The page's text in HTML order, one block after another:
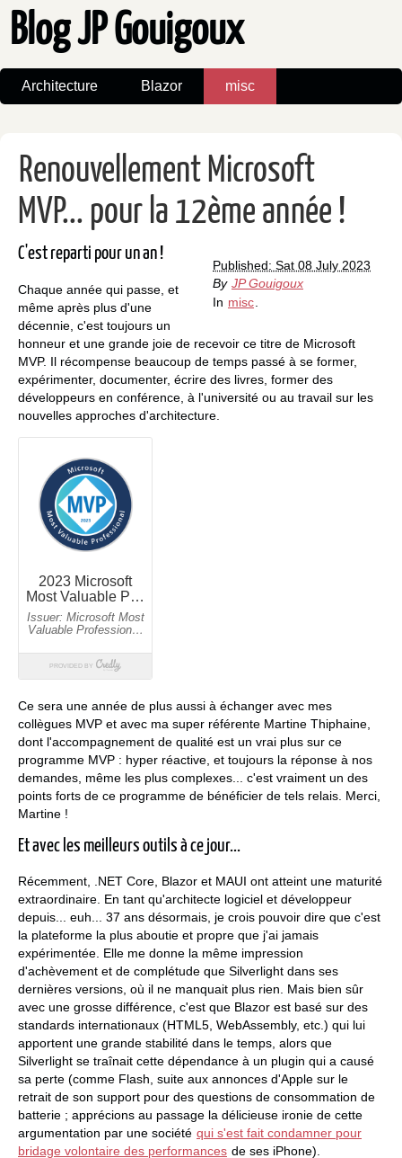
Blog JP Gouigoux
Architecture Blazor misc
Renouvellement Microsoft
MVP... pour la 12ème année !
Published: Sat 08 July 2023
By JP Gouigoux
In misc
C'est reparti pour un an !
Chaque année qui passe, et
même après plus d'une
décennie, c'est toujours un
honneur et une grande joie de recevoir ce titre de Microsoft
MVP. Il récompense beaucoup de temps passé à se former,
expérimenter, documenter, écrire des livres, former des
développeurs en conférence, à l'université ou au travail sur les
nouvelles approches d'architecture.
Ce sera une année de plus aussi à échanger avec mes
collègues MVP et avec ma super référente Martine Thiphaine,
dont l'accompagnement de qualité est un vrai plus sur ce
programme MVP : hyper réactive, et toujours la réponse à nos
demandes, même les plus complexes... c'est vraiment un des
points forts de ce programme de bénéficier de tels relais. Merci,
Martine !
Et avec les meilleurs outils à ce jour...
Récemment, .NET Core, Blazor et MAUI ont atteint une maturité
extraordinaire. En tant qu'architecte logiciel et développeur
depuis... euh... 37 ans désormais, je crois pouvoir dire que c'est
la plateforme la plus aboutie et propre que j'ai jamais
expérimentée. Elle me donne la même impression
d'achèvement et de complétude que Silverlight dans ses
dernières versions, où il ne manquait plus rien. Mais bien sûr
avec une grosse différence, c'est que Blazor est basé sur des
standards internationaux (HTML5, WebAssembly, etc.) qui lui
apportent une grande stabilité dans le temps, alors que
Silverlight se traînait cette dépendance à un plugin qui a causé
sa perte (comme Flash, suite aux annonces d'Apple sur le
retrait de son support pour des questions de consommation de
batterie ; apprécions au passage la délicieuse ironie de cette
argumentation par une société qui s'est fait condamner pour
bridage volontaire des performances de ses iPhone).